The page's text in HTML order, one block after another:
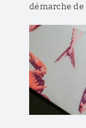
démarche de